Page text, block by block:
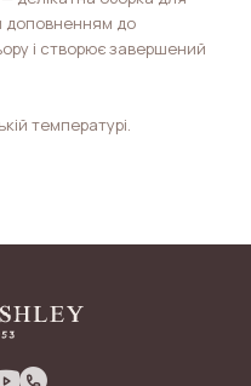
доповненням до
і створює завершений
температурі.